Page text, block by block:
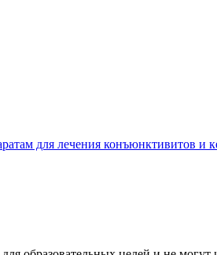
для лечения конъюнктивитов и